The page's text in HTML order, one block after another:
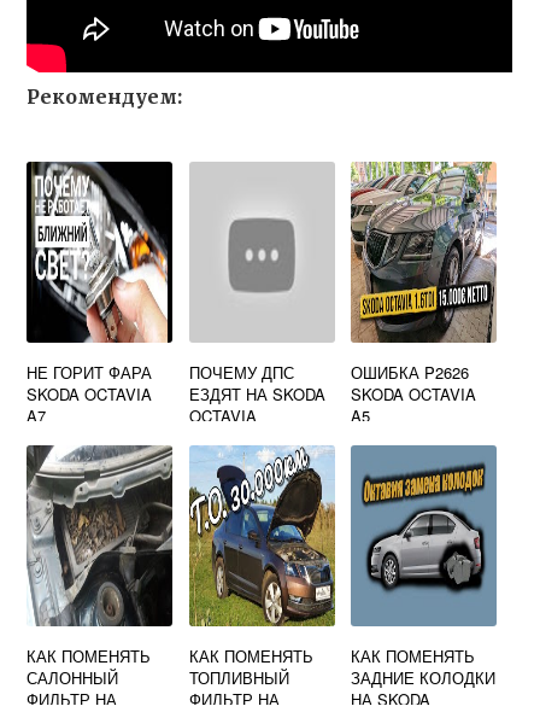
Рекомендуем:
НЕ ГОРИТ ФАРА
SKODA OCTAVIA
A7
ПОЧЕМУ ДПС
ЕЗДЯТ НА SKODA
OCTAVIA
ОШИБКА P2626
SKODA OCTAVIA
A5
КАК ПОМЕНЯТЬ
САЛОННЫЙ
ФИЛЬТР НА
КАК ПОМЕНЯТЬ
ТОПЛИВНЫЙ
ФИЛЬТР НА
КАК ПОМЕНЯТЬ
ЗАДНИЕ КОЛОДКИ
НА SKODA